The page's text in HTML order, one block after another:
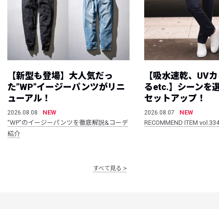
【新型も登場】大人気だっ
た”WP”イージーパンツがリニ
ューアル！
2026.08.08
NEW
“WP”のイージーパンツを徹底解説&コーデ
紹介
【吸水速乾、UV
るetc.】シーンを
セットアップ！
2026.08.07
NEW
RECOMMEND ITEM vol.334
すべて見る